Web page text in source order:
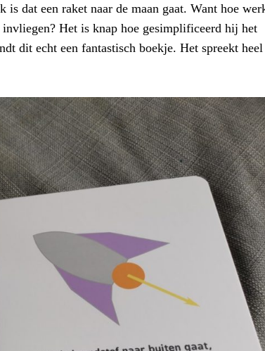
dat een raket naar de maan gaat. Want hoe
Het is knap hoe gesimplificeerd hij het
dit echt een fantastisch boekje. Het spreekt heel